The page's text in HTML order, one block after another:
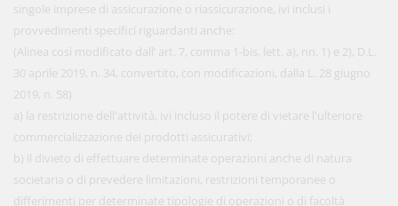
singole imprese di assicurazione o riassicurazione, ivi inclusi i
provvedimenti specifici riguardanti anche:
(Alinea così modificato dall’ art. 7, comma 1-bis, lett. a), nn. 1) e 2), D.L.
30 aprile 2019, n. 34, convertito, con modificazioni, dalla L. 28 giugno
2019, n. 58)
a) la restrizione dell'attività, ivi incluso il potere di vietare l'ulteriore
commercializzazione dei prodotti assicurativi;
b) il divieto di effettuare determinate operazioni anche di natura
societaria o di prevedere limitazioni, restrizioni temporanee o
differimenti per determinate tipologie di operazioni o di facoltà